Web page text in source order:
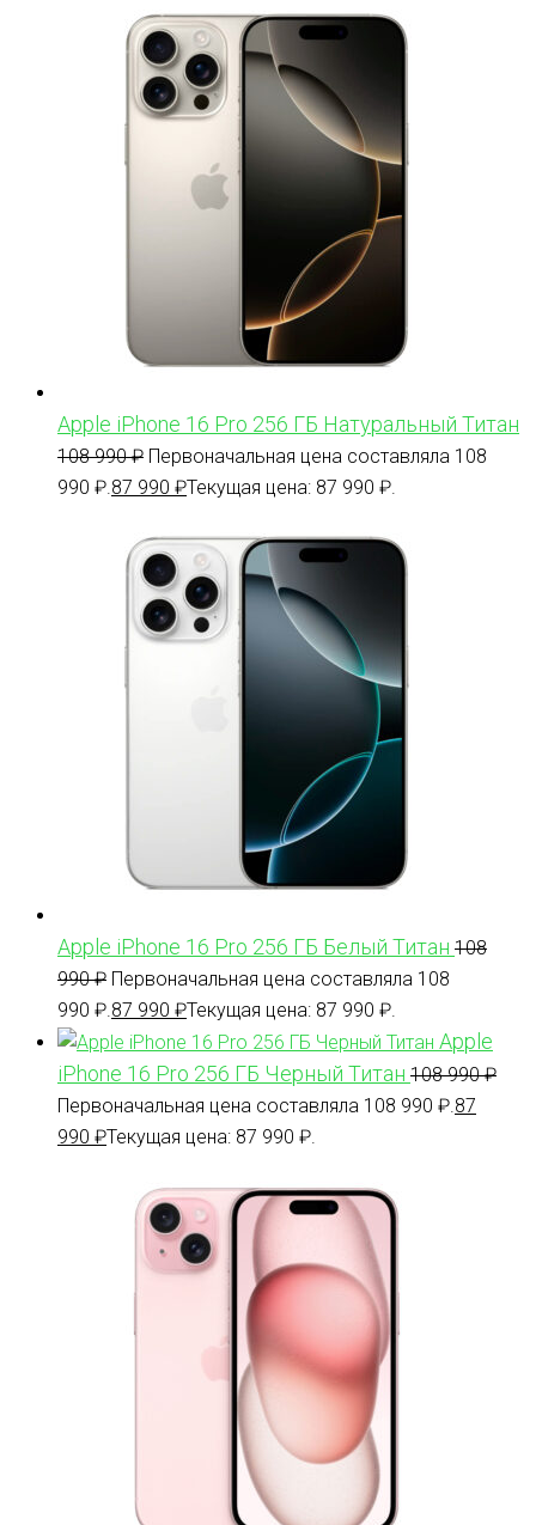
Apple iPhone 16 Pro 256 ГБ Натуральный Титан
108 990₽ Первоначальная цена составляла 108
990 ₽. 87 990 ₽Текущая цена: 87 990 ₽.
Apple iPhone 16 Pro 256 ГБ Белый Титан 108
990₽ Первоначальная цена составляла 108
990 ₽. 87 990 ₽Текущая цена: 87 990 ₽.
Apple
iPhone 16 Pro 256 ГБ Черный Титан 108 990₽
Первоначальная цена составляла 108 990 ₽. 87
990 ₽Текущая цена: 87 990 ₽.